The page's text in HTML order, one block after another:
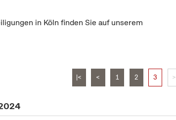
in Köln finden Sie auf unserem
|< < 1 2 3 >